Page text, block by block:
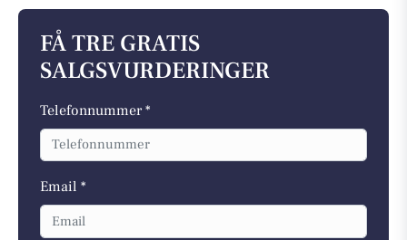
FÅ TRE GRATIS
SALGSVURDERINGER
Telefonnummer *
Email *